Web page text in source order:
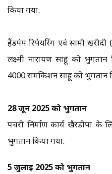
किया गया.
हैंडपंप रिपेयरिंग एवं सामग्री
लक्ष्मी नारायण साहू को
₹4000 रामकिशन साहू को भुगतान
28 जून 2025 को भुगतान
पचरी निर्माण कार्य खैरडीपा
भुगतान किया गया.
5 जुलाई 2025 को भुगतान